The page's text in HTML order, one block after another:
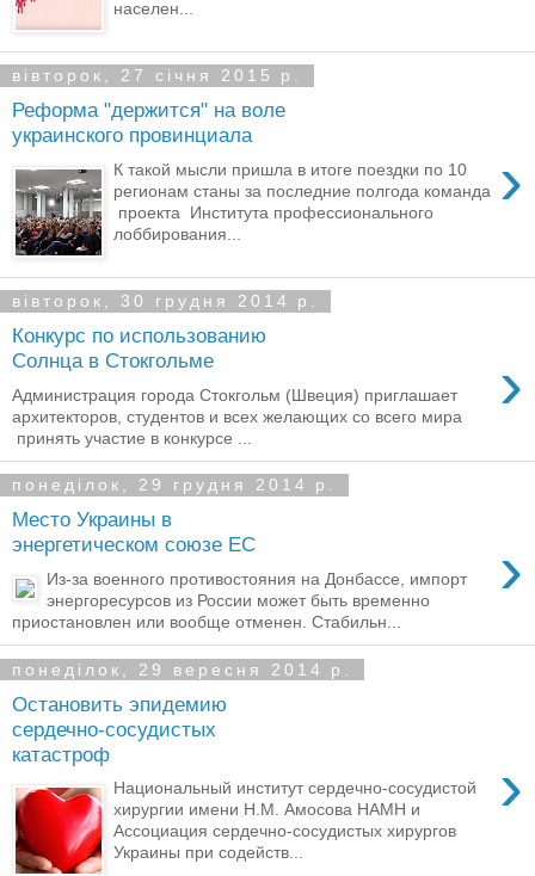
населен...
вівторок, 27 січня 2015 р.
Реформа "держится" на воле
украинского провинциала
›
К такой мысли пришла в итоге поездки по 10
регионам станы за последние полгода команда
проекта Института профессионального
лоббирования...
вівторок, 30 грудня 2014 р.
Конкурс по использованию
Солнца в Стокгольме
›
Администрация города Стокгольм (Швеция) приглашает
архитекторов, студентов и всех желающих со всего мира
принять участие в конкурсе ...
понеділок, 29 грудня 2014 р.
Место Украины в
энергетическом союзе ЕС
›
Из-за военного противостояния на Донбассе, импорт
энергоресурсов из России может быть временно
приостановлен или вообще отменен. Стабильн...
понеділок, 29 вересня 2014 р.
Остановить эпидемию
сердечно-сосудистых
катастроф
›
Национальный институт сердечно-сосудистой
хирургии имени Н.М. Амосова НАМН и
Ассоциация сердечно-сосудистых хирургов
Украины при содейств...